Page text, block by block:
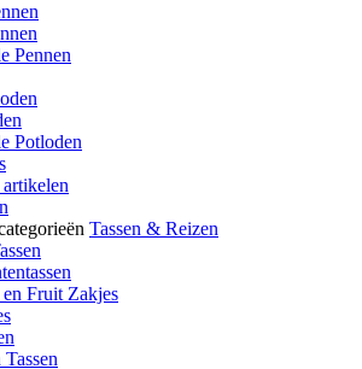
Pennen
Potloden
Tassen & Reizen
Fruit Zakjes